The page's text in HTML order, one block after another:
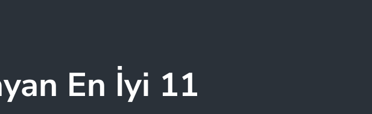
En İyi 11